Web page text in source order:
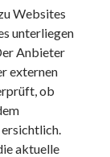
Websites
unterliegen
Anbieter
externen
ob
aktuelle